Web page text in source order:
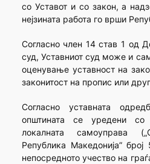
со Уставот и со закон, а
нејзината работа го врши
Согласно член 14 став 1 од
суд, Уставниот суд може и
оценување уставност на
законитост на пропис или
Согласно уставната
општината се уредени
локалната самоуправа
Република Македонија”
непосредното учество на